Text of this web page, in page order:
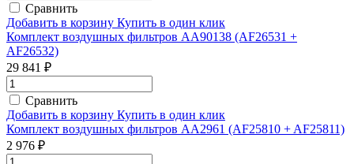
Сравнить
Добавить в корзину Купить в один клик
Комплект воздушных фильтров AA90138 (AF26531 +
AF26532)
29 841 ₽
Сравнить
Добавить в корзину Купить в один клик
Комплект воздушных фильтров AA2961 (AF25810 + AF25811)
2 976 ₽